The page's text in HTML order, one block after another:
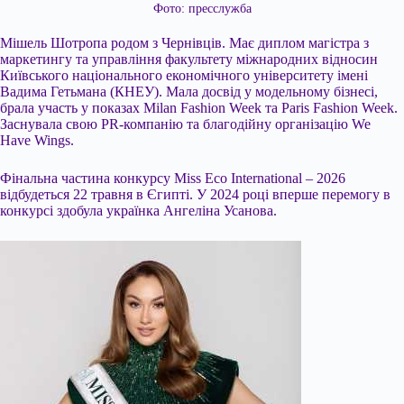
Фото: пресслужба
Мішель Шотропа родом з Чернівців. Має диплом магістра з
маркетингу та управління факультету міжнародних відносин
Київського національного економічного університету імені
Вадима Гетьмана (КНЕУ). Мала досвід у модельному бізнесі,
брала участь у показах Milan Fashion Week та Paris Fashion Week.
Заснувала свою PR-компанію та благодійну організацію We
Have Wings.
Фінальна частина конкурсу Miss Eco International – 2026
відбудеться 22 травня в Єгипті. У 2024 році вперше перемогу в
конкурсі здобула українка Ангеліна Усанова.